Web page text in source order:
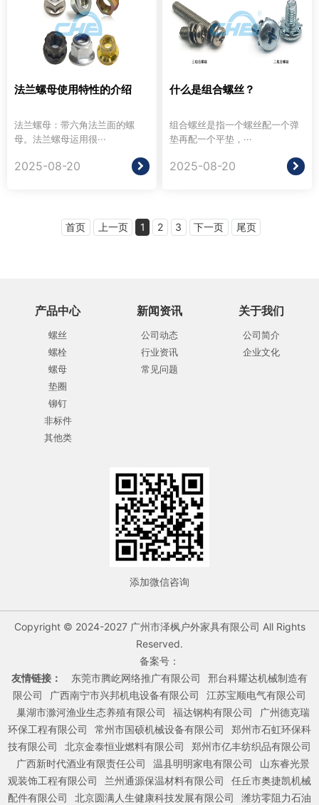
法兰螺母使用特性的介绍
法兰螺母：带六角法兰面的螺
母。法兰螺母运用很···
2025-08-20
什么是组合螺丝？
组合螺丝是指一个螺丝配一个弹
垫再配一个平垫，···
2025-08-20
首页 上一页 1 2 3 下一页 尾页
产品中心
螺丝
螺栓
螺母
垫圈
铆钉
非标件
其他类
新闻资讯
公司动态
行业资讯
常见问题
关于我们
公司简介
企业文化
添加微信咨询
Copyright © 2024-2027 广州市泽枫户外家具有限公司 All Rights
Reserved.
备案号：
友情链接：
东莞市腾屹网络推广有限公司
邢台科耀达机械制造有
限公司
广西南宁市兴邦机电设备有限公司
江苏宝顺电气有限公司
巢湖市滁河渔业生态养殖有限公司
福达钢构有限公司
广州德克瑞
环保工程有限公司
常州市国硕机械设备有限公司
郑州市石虹环保科
技有限公司
北京金泰恒业燃料有限公司
郑州市亿丰纺织品有限公司
广西新时代酒业有限责任公司
温县明明家电有限公司
山东睿光景
观装饰工程有限公司
兰州通源保温材料有限公司
任丘市奥捷凯机械
配件有限公司
北京圆满人生健康科技发展有限公司 潍坊零阻力石油